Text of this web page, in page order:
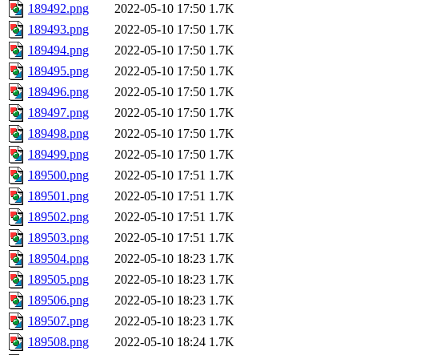
189492.png
2022-05-10 17:50 1.7K
189493.png
2022-05-10 17:50 1.7K
189494.png
2022-05-10 17:50 1.7K
189495.png
2022-05-10 17:50 1.7K
189496.png
2022-05-10 17:50 1.7K
189497.png
2022-05-10 17:50 1.7K
189498.png
2022-05-10 17:50 1.7K
189499.png
2022-05-10 17:50 1.7K
189500.png
2022-05-10 17:51 1.7K
189501.png
2022-05-10 17:51 1.7K
189502.png
2022-05-10 17:51 1.7K
189503.png
2022-05-10 17:51 1.7K
189504.png
2022-05-10 18:23 1.7K
189505.png
2022-05-10 18:23 1.7K
189506.png
2022-05-10 18:23 1.7K
189507.png
2022-05-10 18:23 1.7K
189508.png
2022-05-10 18:24 1.7K